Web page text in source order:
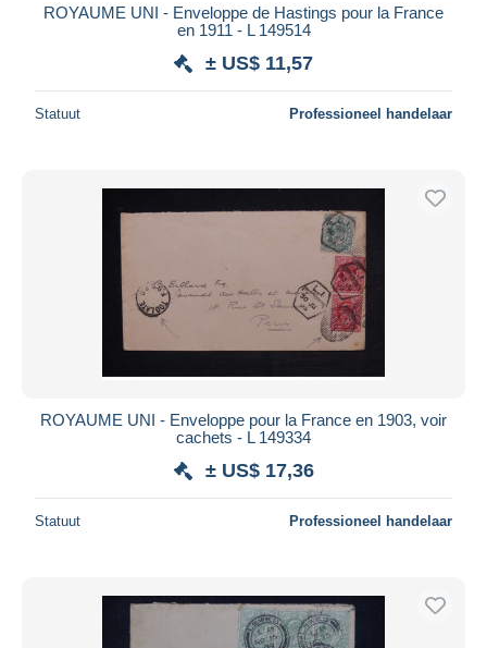
ROYAUME UNI - Enveloppe de Hastings pour la France
en 1911 - L 149514
± US$ 11,57
Statuut Professioneel handelaar
ROYAUME UNI - Enveloppe pour la France en 1903, voir
cachets - L 149334
± US$ 17,36
Statuut Professioneel handelaar